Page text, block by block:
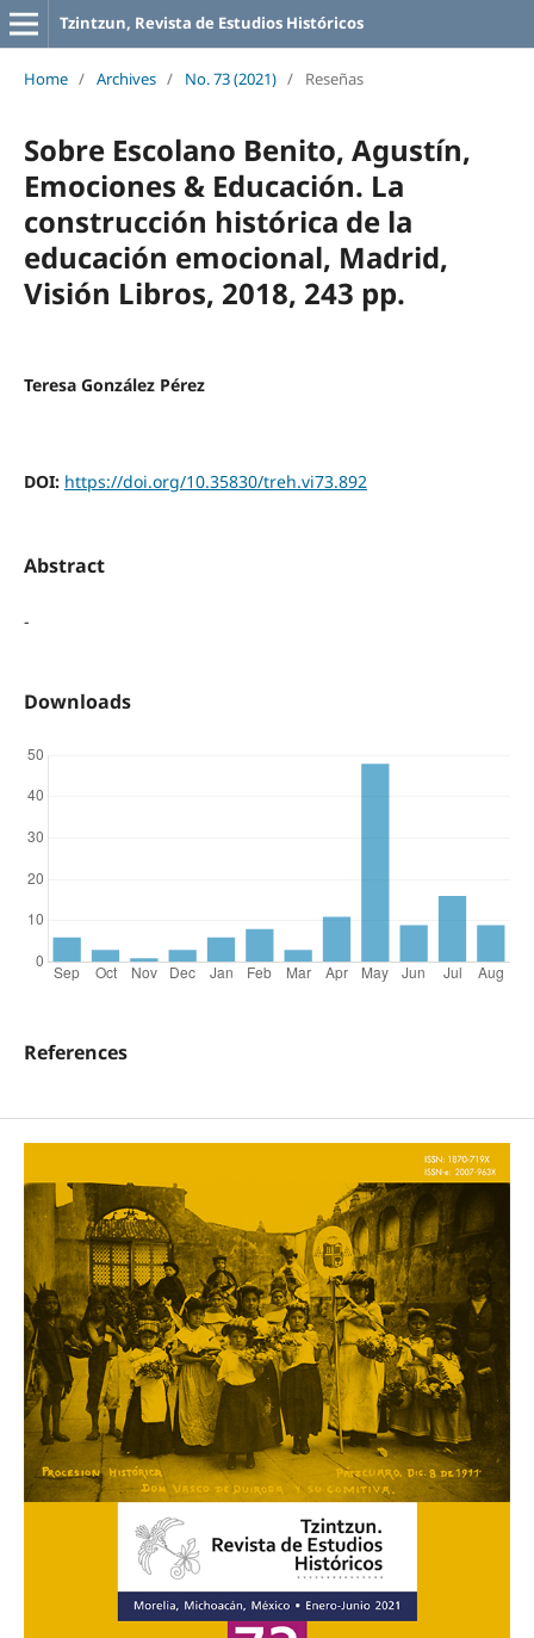
Tzintzun, Revista de Estudios Históricos
Home / Archives / No. 73 (2021) / Reseñas
Sobre Escolano Benito, Agustín,
Emociones & Educación. La
construcción histórica de la
educación emocional, Madrid,
Visión Libros, 2018, 243 pp.
Teresa González Pérez
DOI: https://doi.org/10.35830/treh.vi73.892
Abstract
-
Downloads
References